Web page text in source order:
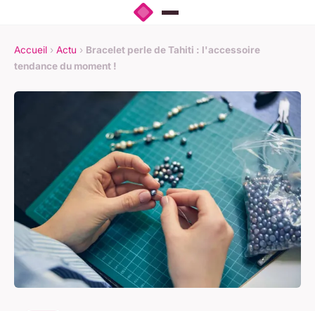
Accueil › Actu › Bracelet perle de Tahiti : l'accessoire
tendance du moment !